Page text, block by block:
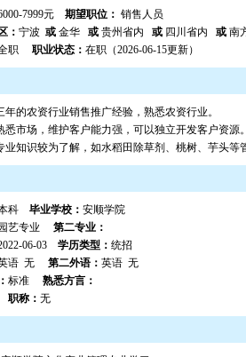
7999元 期望职位： 销售人员
： 宁波 或金华 或贵州省内 或四川省内 或南
职 职业状态： 在职（2026-06-15更新）
年的农资行业销售推广经验，熟悉农资行业。
悉市场，维护客户能力强，可以独立开发客户资源
业知识较为了解，如水稻田除草剂、桃树、芋头等
科 毕业学校： 安顺学院
园艺专业 第二专业：
06-03 学历类型： 统招
语 无 第二外语： 英语 无
标准 熟悉方言：
职称： 无